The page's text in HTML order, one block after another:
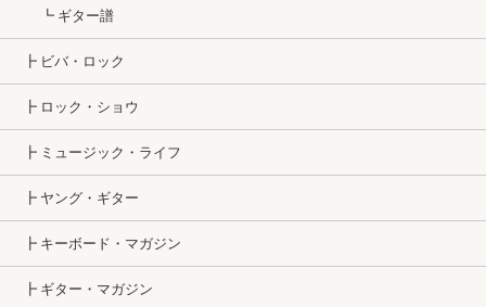
┗ ギター譜
┣ ビバ・ロック
┣ ロック・ショウ
┣ ミュージック・ライフ
┣ ヤング・ギター
┣ キーボード・マガジン
┣ ギター・マガジン